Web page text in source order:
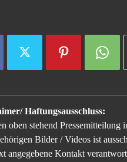
Haftungsausschluss:
oben stehend Pressemitteilung
Bilder / Videos ist
angegebene Kontakt